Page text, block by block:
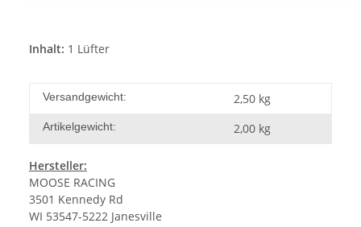
Inhalt: 1 Lüfter
Versandgewicht: 2,50 kg
Artikelgewicht: 2,00 kg
Hersteller:
MOOSE RACING
3501 Kennedy Rd
WI 53547-5222 Janesville